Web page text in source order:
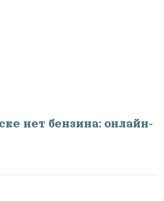
нет бензина: онлайн-